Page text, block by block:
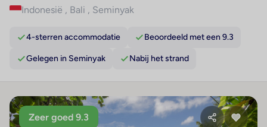
Indonesië , Bali , Seminyak
4-sterren accommodatie Beoordeeld met een 9.3
Gelegen in Seminyak Nabij het strand
Zeer goed 9.3